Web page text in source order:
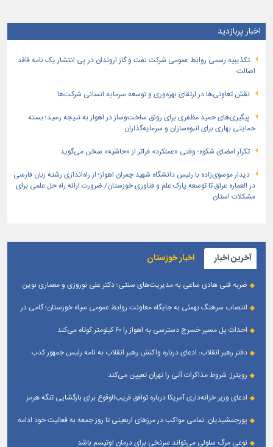
اخبار پربازدید
تكذیبیه رسمی روابط عمومی شركت نفت و گاز اروندان در پی انتشار یک نامه فاقد
اصالت
نقش تعاونی‌ها در ارتقای بهره‌وری و توسعه سرمایه انسانی شرکت‌ها
پیگیری‌های حمید مظفری برای رونق ساخت‌وساز در اهواز به نتیجه رسید؛ بسته
حمایتی بهاری برای انبوه‌سازان و سرمایه‌گذاران
تکرارِ امضای شکوه؛ وقتی «عملکرد» فراتر از «حاشیه» سخن می‌گوید
دیدار موسوی‌زاده با رئیس دانشگاه شهید چمران اهواز؛ از راه‌اندازی رشته زبان فارسی
در العماره عراق تا توسعه پارک علم و فناوری خوزستان/ ضرورت ارائه راه حل علمی برای
مشکلات استان
آخرین اخبار اخبار خوزستان
ضربه فنی هادی ساعی به مدیریت‌های سنتی؛ دکتر علی نوروزی و معماری نوین
انتصاب سرهنگ بهمئی به جایگاه معاونت روابط عمومی سپاه خوزستان؛ گامی در
احداث پل مسیر خسرج دسترسی به اهواز را ۶۰ کیلومتر کوتاه می‌کند
دفتر رهبر انقلاب: ادعای درباره واکنش رهبر انقلاب به نامه رئیس جمهور کذب
رویترز: شروط مذاکرات آتی را تهران تعیین می‌کند
ادعای وزیر خزانه‌داری آمریکا درباره توافق قریب‌الوقوع برای بازگشایی تنگه هرمز
پورجمشیدیان: تمامی مواکب در مرزهای اربعینی تا روز جمعه به فعالیت خود ادامه
نوعی مرگ سلولی می‌تواند سرنخی برای درمان اوتیسم باشد